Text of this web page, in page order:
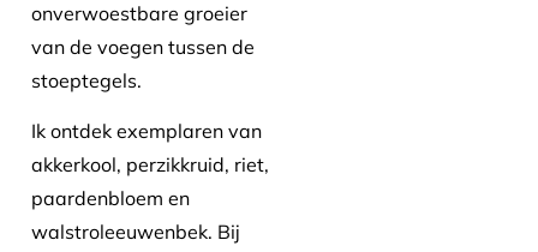
onverwoestbare groeier
van de voegen tussen de
stoeptegels.
Ik ontdek exemplaren van
akkerkool, perzikkruid, riet,
paardenbloem en
walstroleeuwenbek. Bij